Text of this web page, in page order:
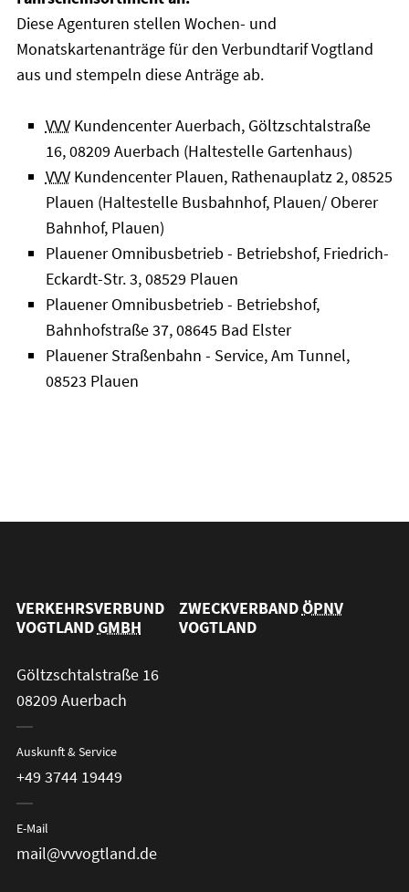
Diese Agenturen stellen Wochen- und
Monatskartenanträge für den Verbundtarif Vogtland
aus und stempeln diese Anträge ab.
VVVKundencenter Auerbach, Göltzschtalstraße
16, 08209 Auerbach (Haltestelle Gartenhaus)
VVVKundencenter Plauen, Rathenauplatz 2, 08525
Plauen (Haltestelle Busbahnhof, Plauen/ Oberer
Bahnhof, Plauen)
Plauener Omnibusbetrieb - Betriebshof, Friedrich-
Eckardt-Str. 3, 08529 Plauen
Plauener Omnibusbetrieb - Betriebshof,
Bahnhofstraße 37, 08645 Bad Elster
Plauener Straßenbahn - Service, Am Tunnel,
08523 Plauen
VERKEHRSVERBUND
VOGTLANDGMBH
ZWECKVERBANDÖPNV
VOGTLAND
Göltzschtalstraße 16
08209 Auerbach
Auskunft & Service
+49 3744 19449
E-Mail
mail@vvvogtland.de